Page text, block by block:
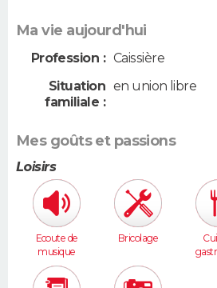
Ma vie aujourd'hui
Profession : Caissière
Situation
familiale :
en union libre
Mes goûts et passions
Loisirs
Ecoute de
musique
Bricolage